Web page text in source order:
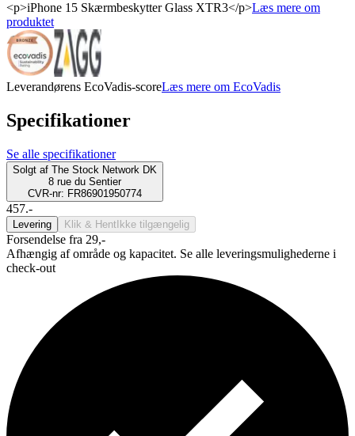
<p>iPhone 15 Skærmbeskytter Glass XTR3</p>Læs mere om
produktet
Leverandørens EcoVadis-scoreLæs mere om EcoVadis
Specifikationer
Se alle specifikationer
Solgt af The Stock Network DK
8 rue du Sentier
CVR-nr: FR86901950774
457.-
Levering Klik & Hent Ikke tilgængelig
Forsendelse fra 29,-
Afhængig af område og kapacitet. Se alle leveringsmulighederne i
check-out